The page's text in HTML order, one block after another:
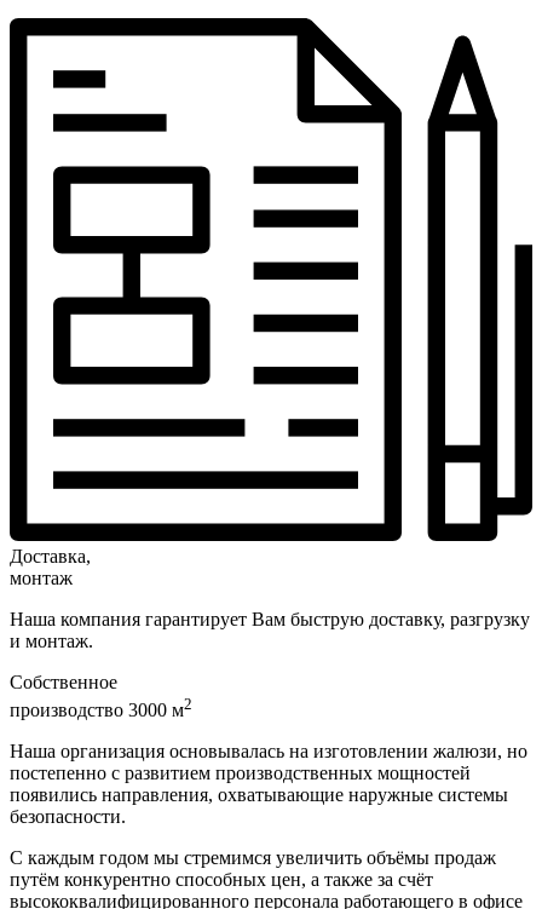
Доставка,
монтаж
Наша компания гарантирует Вам быструю доставку, разгрузку
и монтаж.
Собственное
производство 3000 м2
Наша организация основывалась на изготовлении жалюзи, но
постепенно с развитием производственных мощностей
появились направления, охватывающие наружные системы
безопасности.
С каждым годом мы стремимся увеличить объёмы продаж
путём конкурентно способных цен, а также за счёт
высококвалифицированного персонала работающего в офисе